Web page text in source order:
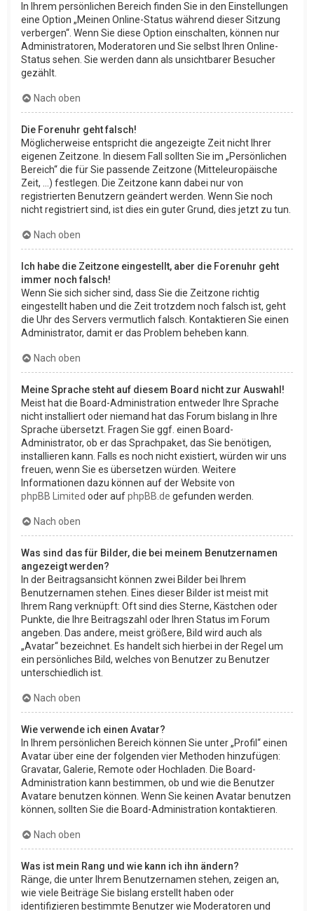
In Ihrem persönlichen Bereich finden Sie in den Einstellungen
eine Option „Meinen Online-Status während dieser Sitzung
verbergen“. Wenn Sie diese Option einschalten, können nur
Administratoren, Moderatoren und Sie selbst Ihren Online-
Status sehen. Sie werden dann als unsichtbarer Besucher
gezählt.
Nach oben
Die Forenuhr geht falsch!
Möglicherweise entspricht die angezeigte Zeit nicht Ihrer
eigenen Zeitzone. In diesem Fall sollten Sie im „Persönlichen
Bereich“ die für Sie passende Zeitzone (Mitteleuropäische
Zeit, ...) festlegen. Die Zeitzone kann dabei nur von
registrierten Benutzern geändert werden. Wenn Sie noch
nicht registriert sind, ist dies ein guter Grund, dies jetzt zu tun.
Nach oben
Ich habe die Zeitzone eingestellt, aber die Forenuhr geht
immer noch falsch!
Wenn Sie sich sicher sind, dass Sie die Zeitzone richtig
eingestellt haben und die Zeit trotzdem noch falsch ist, geht
die Uhr des Servers vermutlich falsch. Kontaktieren Sie einen
Administrator, damit er das Problem beheben kann.
Nach oben
Meine Sprache steht auf diesem Board nicht zur Auswahl!
Meist hat die Board-Administration entweder Ihre Sprache
nicht installiert oder niemand hat das Forum bislang in Ihre
Sprache übersetzt. Fragen Sie ggf. einen Board-
Administrator, ob er das Sprachpaket, das Sie benötigen,
installieren kann. Falls es noch nicht existiert, würden wir uns
freuen, wenn Sie es übersetzen würden. Weitere
Informationen dazu können auf der Website von
phpBB Limited oder aufphpBB.de gefunden werden.
Nach oben
Was sind das für Bilder, die bei meinem Benutzernamen
angezeigt werden?
In der Beitragsansicht können zwei Bilder bei Ihrem
Benutzernamen stehen. Eines dieser Bilder ist meist mit
Ihrem Rang verknüpft: Oft sind dies Sterne, Kästchen oder
Punkte, die Ihre Beitragszahl oder Ihren Status im Forum
angeben. Das andere, meist größere, Bild wird auch als
„Avatar“ bezeichnet. Es handelt sich hierbei in der Regel um
ein persönliches Bild, welches von Benutzer zu Benutzer
unterschiedlich ist.
Nach oben
Wie verwende ich einen Avatar?
In Ihrem persönlichen Bereich können Sie unter „Profil“ einen
Avatar über eine der folgenden vier Methoden hinzufügen:
Gravatar, Galerie, Remote oder Hochladen. Die Board-
Administration kann bestimmen, ob und wie die Benutzer
Avatare benutzen können. Wenn Sie keinen Avatar benutzen
können, sollten Sie die Board-Administration kontaktieren.
Nach oben
Was ist mein Rang und wie kann ich ihn ändern?
Ränge, die unter Ihrem Benutzernamen stehen, zeigen an,
wie viele Beiträge Sie bislang erstellt haben oder
identifizieren bestimmte Benutzer wie Moderatoren und